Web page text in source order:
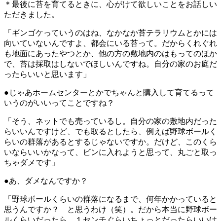
＊最後に苔を育てるときに、心がけて欲しいことをお話しい
ただきました。
「ギンゴケっていうのはね、なかなか苔テラリウムとかには
向いていないんですよ、都会にいる苔って。だからくれぐれ
も地面にあったやつとか、他の方の敷地内のはもってのほか
で、苔は採取はしないでほしいんですね。自分の家のお庭だ
ったらいいと思います」
●じゃあホームセンターとかでちゃんと購入して育てるって
いうのがいいってことですね？
「そう、ネットでも売っているし。自分の家の敷地内だった
らいいんですけど、でも取るとしたら、例えば野球ボールく
らいの群落があるとするじゃないですか。だけど、このくら
いならいいかなって、ビンに入れようと思って、丸ごと取っ
ちゃダメです」
●あ、ダメなんですか？
「野球ボールくらいの群落になるまで、何年かかっていると
思うんですか？ と思うわけ（笑）。だから本当に野球ボー